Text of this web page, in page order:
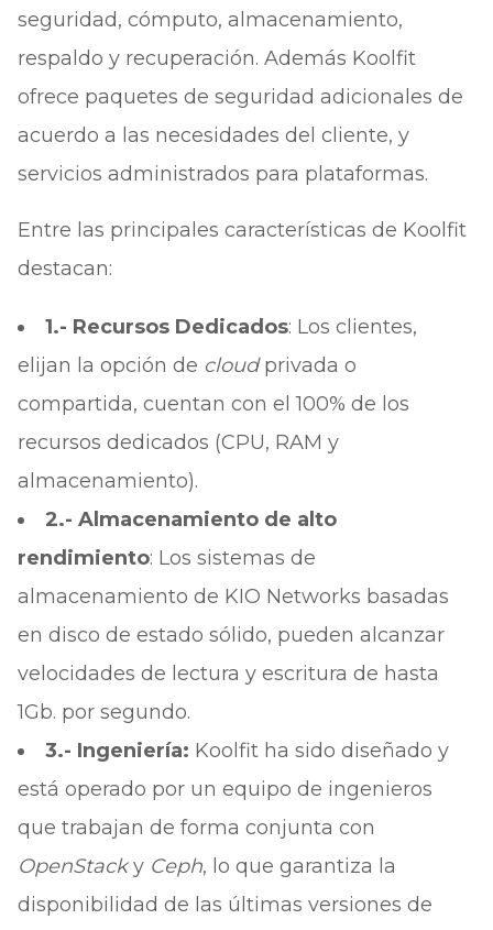
seguridad, cómputo, almacenamiento,
respaldo y recuperación. Además Koolfit
ofrece paquetes de seguridad adicionales de
acuerdo a las necesidades del cliente, y
servicios administrados para plataformas.
Entre las principales características de Koolfit
destacan:
1.- Recursos Dedicados: Los clientes,
elijan la opción de cloudprivada o
compartida, cuentan con el 100% de los
recursos dedicados (CPU, RAM y
almacenamiento).
2.- Almacenamiento de alto
rendimiento: Los sistemas de
almacenamiento de KIO Networks basadas
en disco de estado sólido, pueden alcanzar
velocidades de lectura y escritura de hasta
1Gb. por segundo.
3.- Ingeniería: Koolfit ha sido diseñado y
está operado por un equipo de ingenieros
que trabajan de forma conjunta con
OpenStacky Ceph, lo que garantiza la
disponibilidad de las últimas versiones de